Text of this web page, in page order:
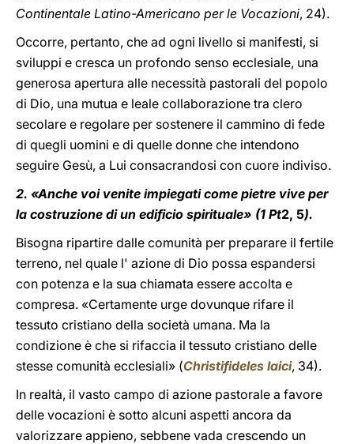
Continentale Latino-Americano per le Vocazioni, 24).
Occorre, pertanto, che ad ogni livello si manifesti, si
sviluppi e cresca un profondo senso ecclesiale, una
generosa apertura alle necessità pastorali del popolo
di Dio, una mutua e leale collaborazione tra clero
secolare e regolare per sostenere il cammino di fede
di quegli uomini e di quelle donne che intendono
seguire Gesù, a Lui consacrandosi con cuore indiviso.
2. «Anche voi venite impiegati come pietre vive per
la costruzione di un edificio spirituale» (1 Pt2, 5).
Bisogna ripartire dalle comunità per preparare il fertile
terreno, nel quale l' azione di Dio possa espandersi
con potenza e la sua chiamata essere accolta e
compresa. «Certamente urge dovunque rifare il
tessuto cristiano della società umana. Ma la
condizione è che si rifaccia il tessuto cristiano delle
stesse comunità ecclesiali» (Christifideles laici, 34).
In realtà, il vasto campo di azione pastorale a favore
delle vocazioni è sotto alcuni aspetti ancora da
valorizzare appieno, sebbene vada crescendo un